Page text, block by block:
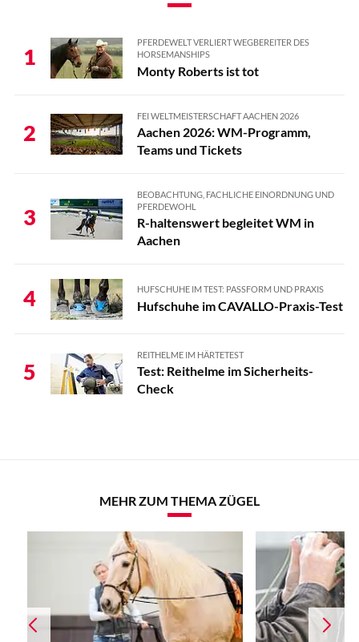
1
PFERDEWELT VERLIERT WEGBEREITER DES
HORSEMANSHIPS
Monty Roberts ist tot
2
FEI WELTMEISTERSCHAFT AACHEN 2026
Aachen 2026: WM-Programm,
Teams und Tickets
3
BEOBACHTUNG, FACHLICHE EINORDNUNG UND
PFERDEWOHL
R-haltenswert begleitet WM in
Aachen
4 HUFSCHUHE IM TEST: PASSFORM UND PRAXIS
Hufschuhe im CAVALLO-Praxis-Test
5
REITHELME IM HÄRTETEST
Test: Reithelme im Sicherheits-
Check
MEHR ZUM THEMA ZÜGEL